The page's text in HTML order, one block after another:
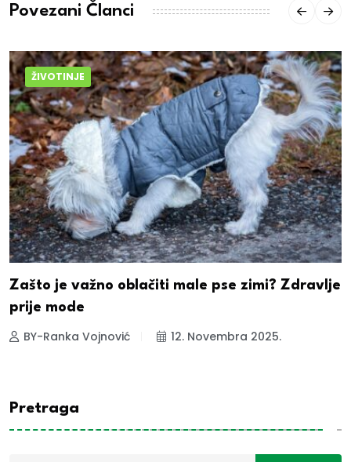
Povezani Članci
ŽIVOTINJE
Zašto je važno oblačiti male pse zimi? Zdravlje
prije mode
BY-Ranka Vojnović 12. Novembra 2025.
Pretraga